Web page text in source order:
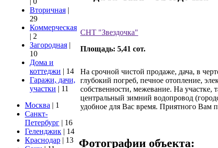
Вторичная |
29
Коммерческая
| 2
Загородная |
10
Дома и
коттеджи | 14
Гаражи, дачи,
участки | 11
Москва | 1
Санкт-
Петербург | 16
Геленджик | 14
Краснодар | 13
СНТ "Звездочка"
Площадь: 5,41 сот.
На срочной чистой продаже, дача, в
глубокий погреб, печное отопление,
собственности, межевание. На участке,
центральный зимний водопровод
удобное для Вас время. Приятного Вам
Фотографии объекта: